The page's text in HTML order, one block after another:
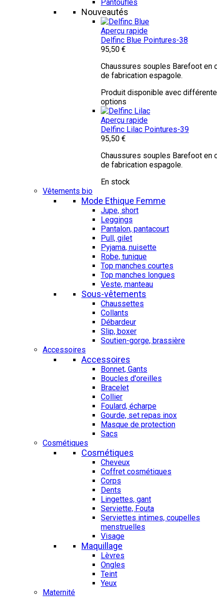
Pantoufles
Nouveautés
Aperçu rapide
Delfinc Blue Pointures-38
95,50 €
Chaussures souples Barefoot en
de fabrication espagole.
Produit disponible avec
options
Aperçu rapide
Delfinc Lilac Pointures-39
95,50 €
Chaussures souples Barefoot en
de fabrication espagole.
En stock
Vêtements bio
Mode Ethique Femme
Jupe, short
Leggings
Pantalon, pantacourt
Pull, gilet
Pyjama, nuisette
Robe, tunique
Top manches courtes
Top manches longues
Veste, manteau
Sous-vêtements
Chaussettes
Collants
Débardeur
Slip, boxer
Soutien-gorge, brassière
Accessoires
Accessoires
Bonnet, Gants
Boucles d'oreilles
Bracelet
Collier
Foulard, écharpe
Gourde, set repas inox
Masque de protection
Sacs
Cosmétiques
Cosmétiques
Cheveux
Coffret cosmétiques
Corps
Dents
Lingettes, gant
Serviette, Fouta
Serviettes intimes, coupelles
menstruelles
Visage
Maquillage
Lèvres
Ongles
Teint
Yeux
Maternité